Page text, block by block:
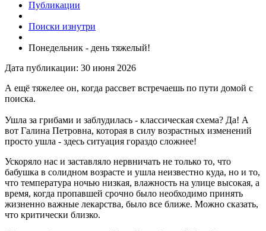
Публикации
Поиски изнутри
Понедельник - день тяжелый!
Дата публикации: 30 июня 2026
А ещё тяжелее он, когда рассвет встречаешь по пути домой с
поиска.
Ушла за грибами и заблудилась - классическая схема? Да! А
вот Галина Петровна, которая в силу возрастных изменений
просто ушла - здесь ситуация гораздо сложнее!
Ускоряло нас и заставляло нервничать не только то, что
бабушка в солидном возрасте и ушла неизвестно куда, но и то,
что температура ночью низкая, влажность на улице высокая, а
время, когда пропавшей срочно было необходимо принять
жизненно важные лекарства, было все ближе. Можно сказать,
что критически близко.